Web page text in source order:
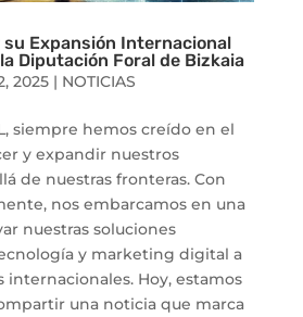
su Expansión Internacional
Diputación Foral de Bizkaia
2025| NOTICIAS
siempre hemos creído en el
y expandir nuestros
de nuestras fronteras. Con
nos embarcamos en una
nuestras soluciones
y marketing digital a
internacionales. Hoy, estamos
una noticia que marca